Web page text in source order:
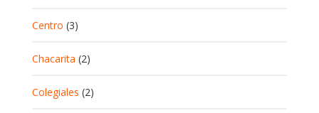
Centro (3)
Chacarita (2)
Colegiales (2)